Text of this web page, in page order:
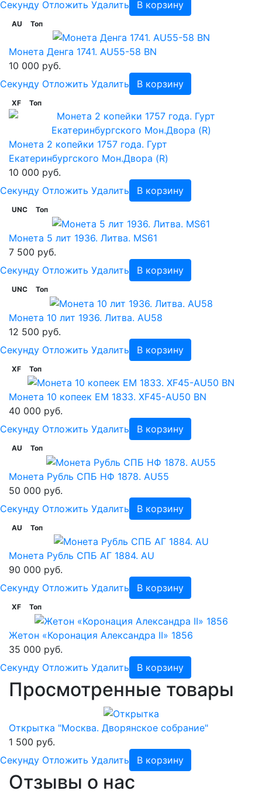
Cекунду Отложить Удалить В корзину
AU Топ
Монета Денга 1741. AU55-58 BN
10 000 руб.
Cекунду Отложить Удалить В корзину
XF Топ
Монета 2 копейки 1757 года. Гурт
Екатеринбургского Мон.Двора (R)
10 000 руб.
Cекунду Отложить Удалить В корзину
UNC Топ
Монета 5 лит 1936. Литва. MS61
7 500 руб.
Cекунду Отложить Удалить В корзину
UNC Топ
Монета 10 лит 1936. Литва. AU58
12 500 руб.
Cекунду Отложить Удалить В корзину
XF Топ
Монета 10 копеек ЕМ 1833. XF45-AU50 BN
40 000 руб.
Cекунду Отложить Удалить В корзину
AU Топ
Монета Рубль СПБ НФ 1878. AU55
50 000 руб.
Cекунду Отложить Удалить В корзину
AU Топ
Монета Рубль СПБ АГ 1884. AU
90 000 руб.
Cекунду Отложить Удалить В корзину
XF Топ
Жетон «Коронация Александра II» 1856
35 000 руб.
Cекунду Отложить Удалить В корзину
Просмотренные товары
Открытка "Москва. Дворянское собрание"
1 500 руб.
Cекунду Отложить Удалить В корзину
Отзывы о нас